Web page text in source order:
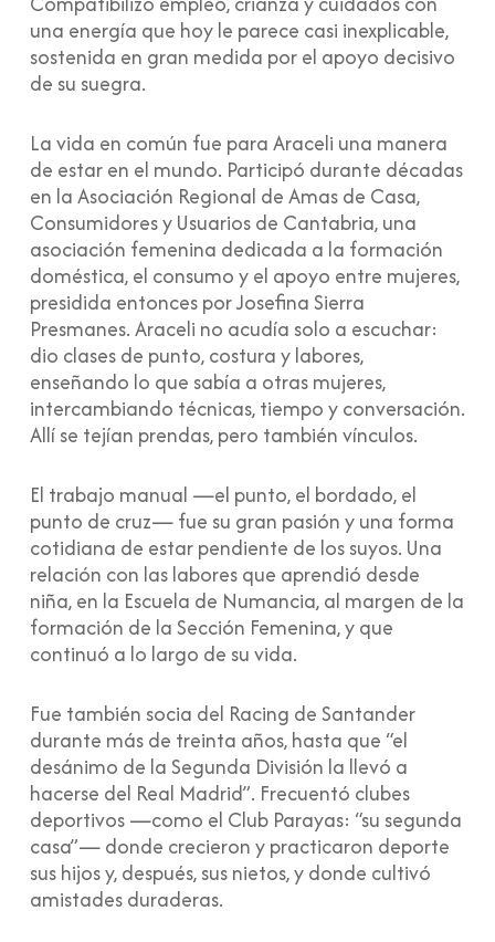
una energía que hoy le parece casi inexplicable,
sostenida en gran medida por el apoyo decisivo
de su suegra.
La vida en común fue para Araceli una manera
de estar en el mundo. Participó durante décadas
en la Asociación Regional de Amas de Casa,
Consumidores y Usuarios de Cantabria, una
asociación femenina dedicada a la formación
doméstica, el consumo y el apoyo entre mujeres,
presidida entonces por Josefina Sierra
Presmanes. Araceli no acudía solo a escuchar:
dio clases de punto, costura y labores,
enseñando lo que sabía a otras mujeres,
intercambiando técnicas, tiempo y conversación.
Allí se tejían prendas, pero también vínculos.
El trabajo manual —el punto, el bordado, el
punto de cruz— fue su gran pasión y una forma
cotidiana de estar pendiente de los suyos. Una
relación con las labores que aprendió desde
niña, en la Escuela de Numancia, al margen de la
formación de la Sección Femenina, y que
continuó a lo largo de su vida.
Fue también socia del Racing de Santander
durante más de treinta años, hasta que “el
desánimo de la Segunda División la llevó a
hacerse del Real Madrid”. Frecuentó clubes
deportivos —como el Club Parayas: “su segunda
casa”— donde crecieron y practicaron deporte
sus hijos y, después, sus nietos, y donde cultivó
amistades duraderas.